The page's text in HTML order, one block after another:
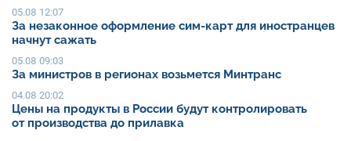
05.08 12:07
За незаконное оформление сим-карт для иностранцев
начнут сажать
05.08 09:03
За министров в регионах возьмется Минтранс
04.08 20:02
Цены на продукты в России будут контролировать
от производства до прилавка